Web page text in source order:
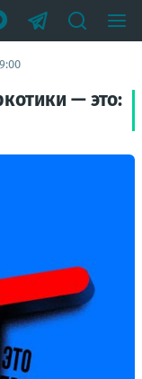
— это: